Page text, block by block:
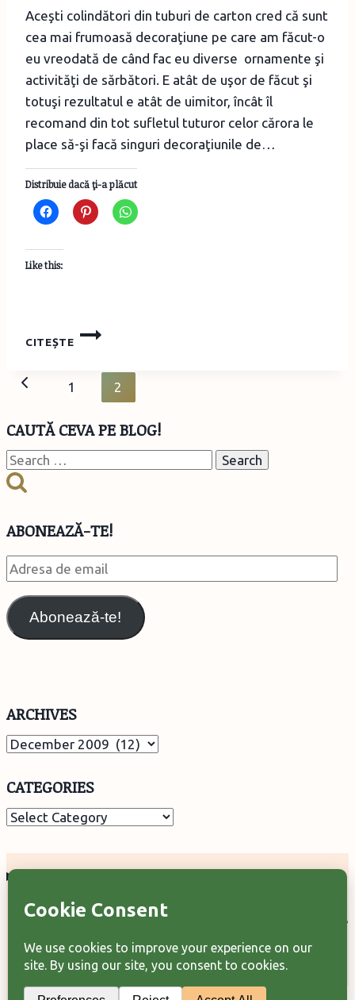
Aceşti colindători din tuburi de carton cred că sunt
cea mai frumoasă decoraţiune pe care am făcut-o
eu vreodată de când fac eu diverse ornamente şi
activităţi de sărbători. E atât de uşor de făcut şi
totuşi rezultatul e atât de uimitor, încât îl
recomand din tot sufletul tuturor celor cărora le
place să-şi facă singuri decoraţiunile de…
Distribuie dacă ţi-a plăcut
Like this:
CITEȘTE
PRIMIŢI
COLINDĂTORII
DECORAŢIUNE
DE
CARTON
Page
navigation
Previous
1 2
CAUTĂ CEVA PE BLOG!
Search
for:
ABONEAZĂ-TE!
Adresa
de
email
Abonează-te!
ARCHIVES
Archives
CATEGORIES
Categories
Arhiva articole
Termeni şi condiţii